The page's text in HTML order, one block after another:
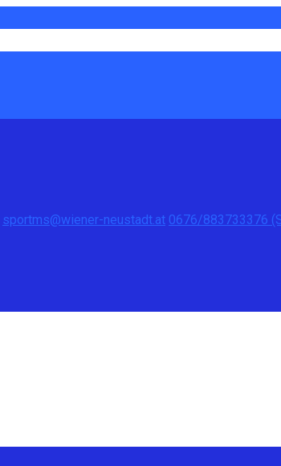
sportms@wiener-neustadt.at 0676/883733376